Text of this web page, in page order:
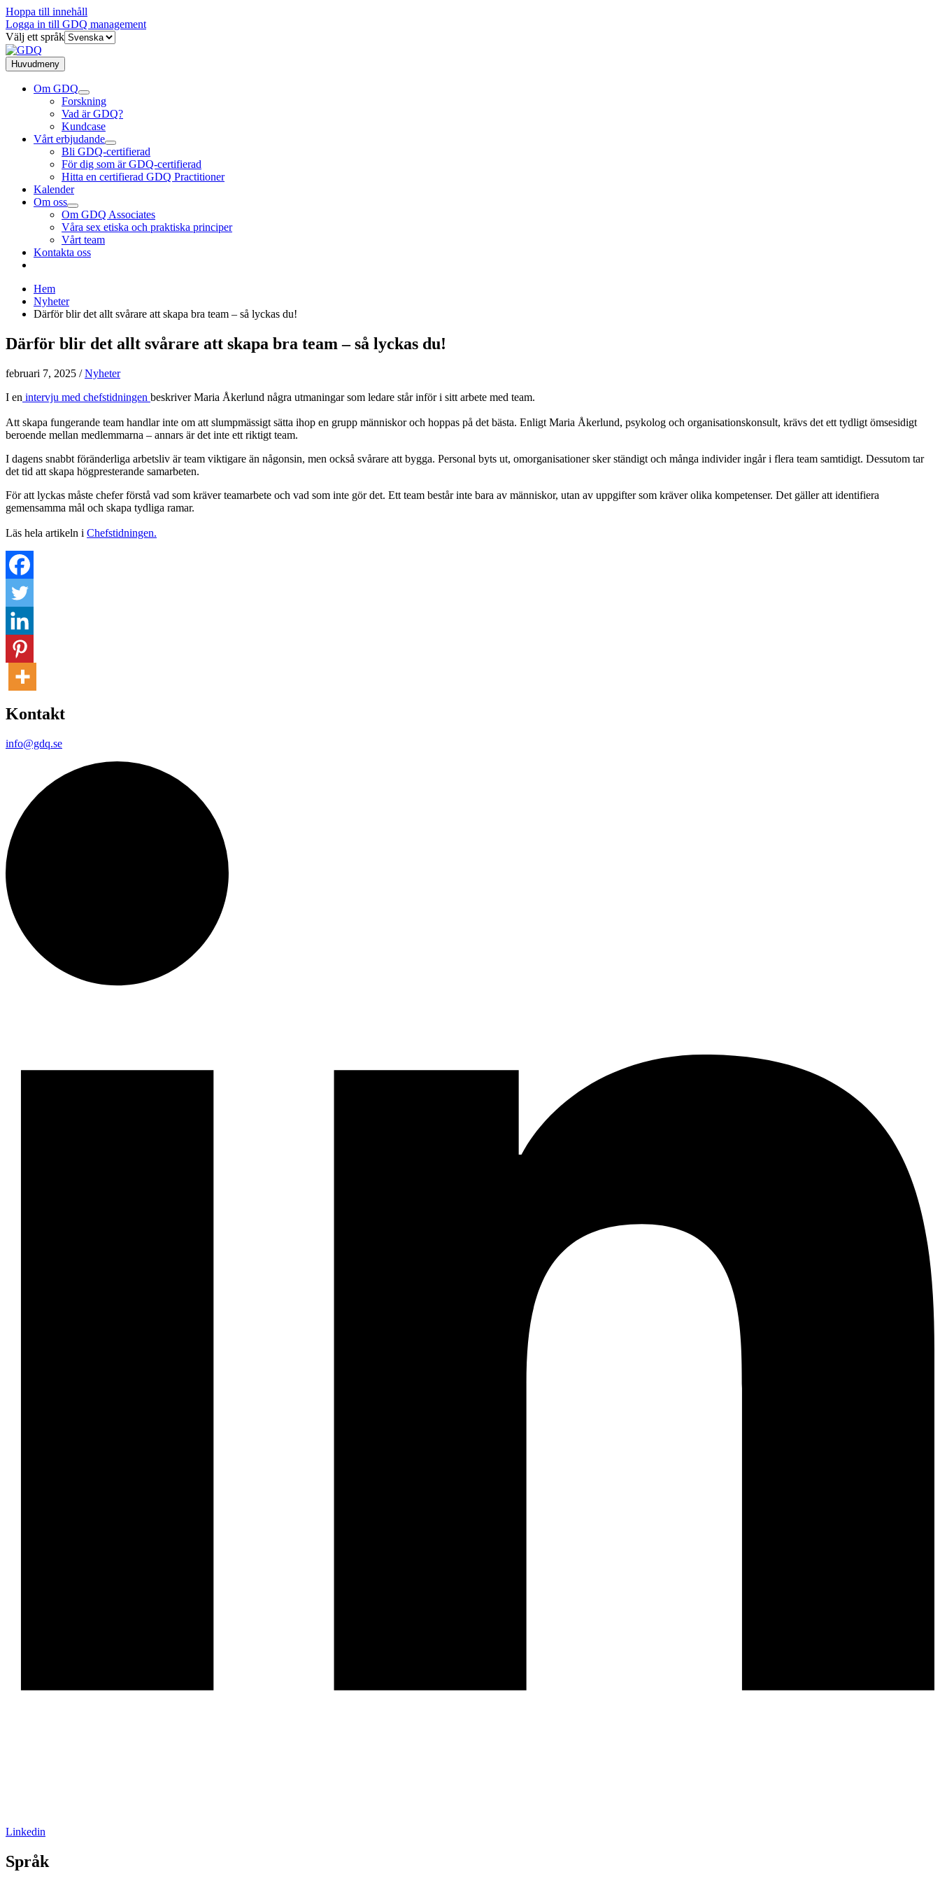
Hoppa till innehåll
Logga in till GDQ management
Välj ett språk
Huvudmeny
Om GDQ
Forskning
Vad är GDQ?
Kundcase
Vårt erbjudande
Bli GDQ-certifierad
För dig som är GDQ-certifierad
Hitta en certifierad GDQ Practitioner
Kalender
Om oss
Om GDQ Associates
Våra sex etiska och praktiska principer
Vårt team
Kontakta oss
Hem
Nyheter
Därför blir det allt svårare att skapa bra team – så lyckas du!
Därför blir det allt svårare att skapa bra team – så lyckas du!
februari 7, 2025 /Nyheter
I en intervju med chefstidningen beskriver Maria Åkerlund några utmaningar som ledare står inför i sitt arbete med team.
Att skapa fungerande team handlar inte om att slumpmässigt sätta ihop en grupp människor och hoppas på det bästa. Enligt Maria Åkerlund, psykolog och organisationskonsult, krävs det ett tydligt ömsesidigt
beroende mellan medlemmarna – annars är det inte ett riktigt team.
I dagens snabbt föränderliga arbetsliv är team viktigare än någonsin, men också svårare att bygga. Personal byts ut, omorganisationer sker ständigt och många individer ingår i flera team samtidigt. Dessutom tar
det tid att skapa högpresterande samarbeten.
För att lyckas måste chefer förstå vad som kräver teamarbete och vad som inte gör det. Ett team består inte bara av människor, utan av uppgifter som kräver olika kompetenser. Det gäller att identifiera
gemensamma mål och skapa tydliga ramar.
Läs hela artikeln i Chefstidningen.
Kontakt
info@gdq.se
Linkedin
Språk